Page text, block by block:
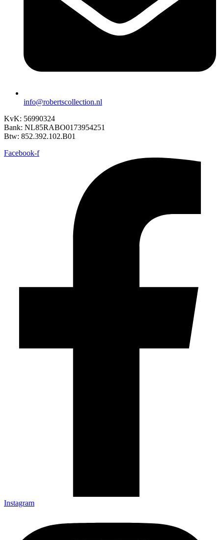
info@robertscollection.nl
KvK: 56990324
Bank: NL85RABO0173954251
Btw: 852.392.102.B01
Facebook-f
Instagram